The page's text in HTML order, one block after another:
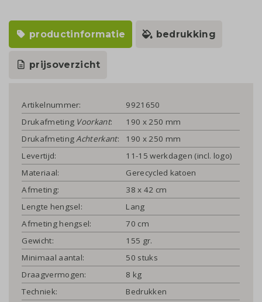
productinformatie bedrukking
prijsoverzicht
Artikelnummer:
9921650
Drukafmeting Voorkant:
190 x 250 mm
Drukafmeting Achterkant:
190 x 250 mm
Levertijd:
11-15 werkdagen (incl. logo)
Materiaal:
Gerecycled katoen
Afmeting:
38 x 42 cm
Lengte hengsel:
Lang
Afmeting hengsel:
70 cm
Gewicht:
155 gr.
Minimaal aantal:
50 stuks
Draagvermogen:
8 kg
Techniek:
Bedrukken